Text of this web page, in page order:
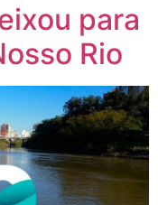
para
Rio​